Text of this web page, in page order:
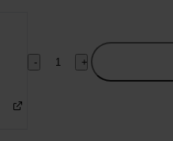
- +